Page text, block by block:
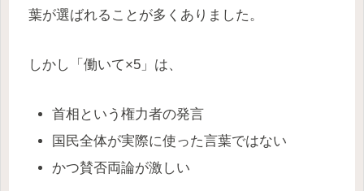
葉が選ばれることが多くありました。
しかし「働いて×5」は、
首相という権力者の発言
国民全体が実際に使った言葉ではない
かつ賛否両論が激しい